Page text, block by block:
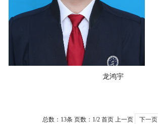
龙鸿宇
总数：13条 页数： 1/2 首页 上一页 下一页